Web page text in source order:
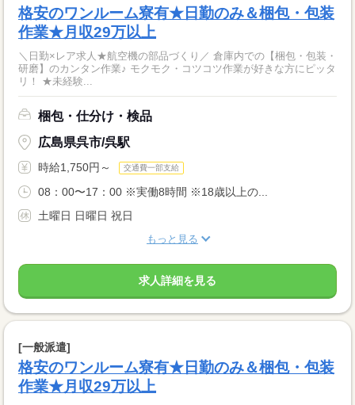
格安のワンルーム寮有★日勤のみ＆梱包・包装
作業★月収29万以上
＼日勤×レア求人★航空機の部品づくり／ 倉庫内での【梱包・包装・
研磨】のカンタン作業♪ モクモク・コツコツ作業が好きな方にピッタ
リ！ ★未経験...
梱包・仕分け・検品
広島県呉市/呉駅
時給1,750円～ 交通費一部支給
08：00〜17：00 ※実働8時間 ※18歳以上の...
土曜日 日曜日 祝日
もっと見る
求人詳細を見る
[一般派遣]
格安のワンルーム寮有★日勤のみ＆梱包・包装
作業★月収29万以上